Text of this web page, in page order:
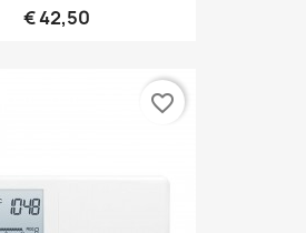
€ 42,50
favorite_border